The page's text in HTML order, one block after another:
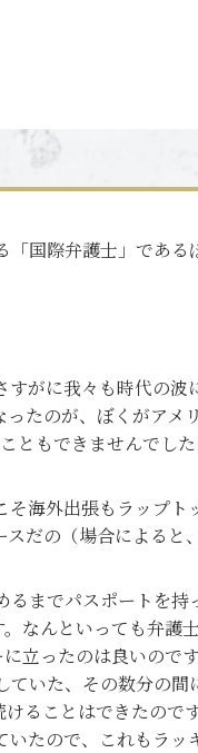
国際弁護士」である
がに我々も時代の波
たのが、ぼくがアメ
ともできませんでし
海外出張もラップト
だの（場合によると
までパスポートを持
なんといっても弁護
立ったのは良いので
いた、その数分の間
ることはできたので
たので、これもラッ